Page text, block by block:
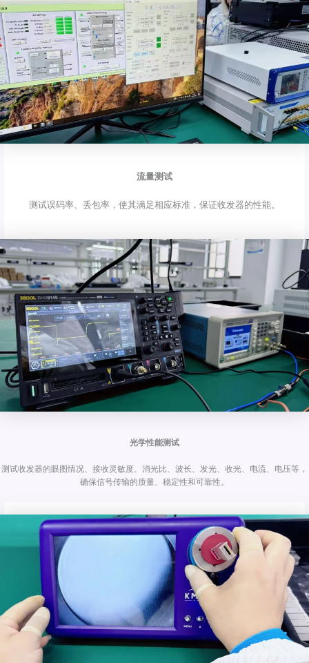
流量测试
测试误码率、丢包率，使其满足相应标准，保证收发器的性能。
光学性能测试
测试收发器的眼图情况、接收灵敏度、消光比、波长、发光、收光、电流、电压等，
确保信号传输的质量、稳定性和可靠性。